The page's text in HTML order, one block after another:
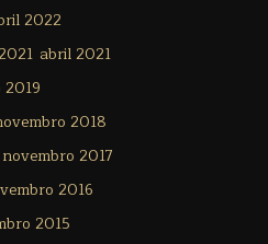
2022
abril 2021
2018
novembro 2017
2016
2015